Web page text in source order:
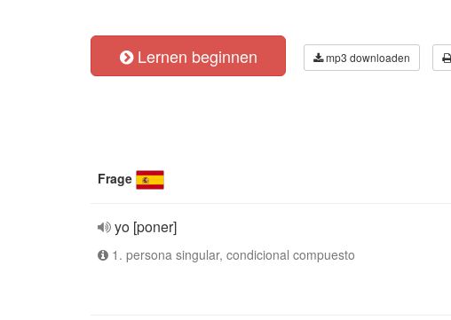
Lernen beginnen mp3 downloaden
Frage
yo [poner]
1. persona singular, condicional compuesto